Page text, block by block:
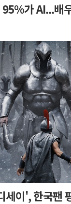
가 AI...배
세이', 한국팬